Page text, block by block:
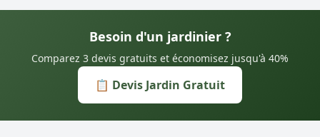
Besoin d'un jardinier ?
Comparez 3 devis gratuits et économisez jusqu'à 40%
📋 Devis Jardin Gratuit